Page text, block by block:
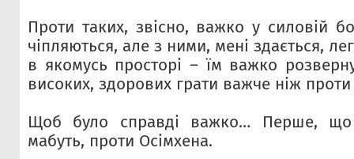
Проти таких, звісно, важко у силовій
чіпляються, але з ними, мені здається,
в якомусь просторі – їм важко
високих, здорових грати важче ніж
Щоб було справді важко… Перше, що
мабуть, проти Осімхена.